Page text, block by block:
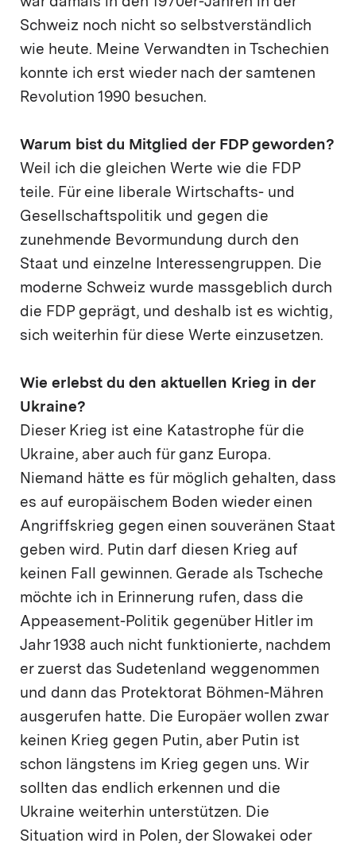
Schweiz noch nicht so selbstverständlich
wie heute. Meine Verwandten in Tschechien
konnte ich erst wieder nach der samtenen
Revolution 1990 besuchen.
Warum bist du Mitglied der FDP geworden?
Weil ich die gleichen Werte wie die FDP
teile. Für eine liberale Wirtschafts- und
Gesellschaftspolitik und gegen die
zunehmende Bevormundung durch den
Staat und einzelne Interessengruppen. Die
moderne Schweiz wurde massgeblich durch
die FDP geprägt, und deshalb ist es wichtig,
sich weiterhin für diese Werte einzusetzen.
Wie erlebst du den aktuellen Krieg in der
Ukraine?
Dieser Krieg ist eine Katastrophe für die
Ukraine, aber auch für ganz Europa.
Niemand hätte es für möglich gehalten, dass
es auf europäischem Boden wieder einen
Angriffskrieg gegen einen souveränen Staat
geben wird. Putin darf diesen Krieg auf
keinen Fall gewinnen. Gerade als Tscheche
möchte ich in Erinnerung rufen, dass die
Appeasement-Politik gegenüber Hitler im
Jahr 1938 auch nicht funktionierte, nachdem
er zuerst das Sudetenland weggenommen
und dann das Protektorat Böhmen-Mähren
ausgerufen hatte. Die Europäer wollen zwar
keinen Krieg gegen Putin, aber Putin ist
schon längstens im Krieg gegen uns. Wir
sollten das endlich erkennen und die
Ukraine weiterhin unterstützen. Die
Situation wird in Polen, der Slowakei oder